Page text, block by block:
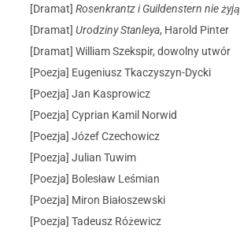
[Dramat] Rosenkrantz i Guildenstern nie żyją
[Dramat] Urodziny Stanleya, Harold Pinter
[Dramat] William Szekspir, dowolny utwór
[Poezja] Eugeniusz Tkaczyszyn-Dycki
[Poezja] Jan Kasprowicz
[Poezja] Cyprian Kamil Norwid
[Poezja] Józef Czechowicz
[Poezja] Julian Tuwim
[Poezja] Bolesław Leśmian
[Poezja] Miron Białoszewski
[Poezja] Tadeusz Różewicz